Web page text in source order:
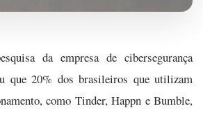
da empresa de cibersegurança
que 20% dos brasileiros que utilizam
como Tinder, Happn e Bumble,